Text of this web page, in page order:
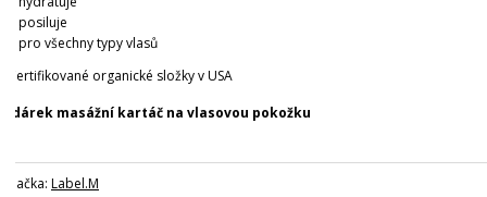
posiluje
pro všechny typy vlasů
*Certifikované organické složky v USA
+ dárek masážní kartáč na vlasovou pokožku
Značka: Label.M